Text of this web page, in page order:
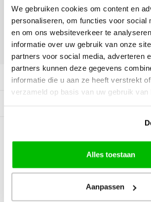
We gebruiken cookies om content en
personaliseren, om functies voor social
en om ons websiteverkeer te
informatie over uw gebruik van onze
partners voor social media, adverteren
partners kunnen deze gegevens
informatie die u aan ze heeft verstrekt
verzameld op basis van uw gebruik van
Alles toestaan
Aanpassen
Toevoegen aan
DELEN:
Productomschrijving